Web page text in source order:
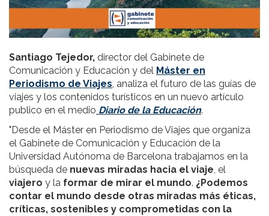
Santiago Tejedor, director del Gabinete de
Comunicación y Educación y del Máster en
Periodismo de Viajes, analiza el futuro de las guías de
viajes y los contenidos turísticos en un nuevo artículo
publico en el medio Diario de la Educación.
"Desde el Máster en Periodismo de Viajes que organiza
el Gabinete de Comunicación y Educación de la
Universidad Autónoma de Barcelona trabajamos en la
búsqueda de nuevas miradas hacia el viaje, el
viajero y la formar de mirar el mundo. ¿Podemos
contar el mundo desde otras miradas más éticas,
críticas, sostenibles y comprometidas con la